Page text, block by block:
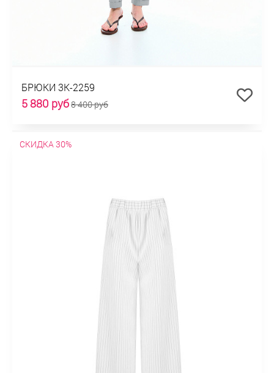
БРЮКИ 3К-2259
5 880 руб8 400 руб
СКИДКА 30%